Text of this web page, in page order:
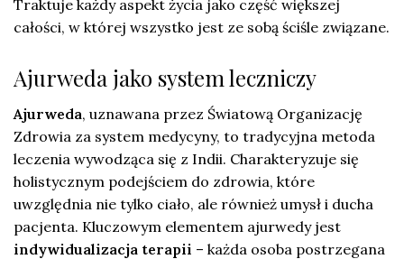
Traktuje każdy aspekt życia jako część większej
całości, w której wszystko jest ze sobą ściśle związane.
Ajurweda jako system leczniczy
Ajurweda, uznawana przez Światową Organizację
Zdrowia za system medycyny, to tradycyjna metoda
leczenia wywodząca się z Indii. Charakteryzuje się
holistycznym podejściem do zdrowia, które
uwzględnia nie tylko ciało, ale również umysł i ducha
pacjenta. Kluczowym elementem ajurwedy jest
indywidualizacja terapii – każda osoba postrzegana